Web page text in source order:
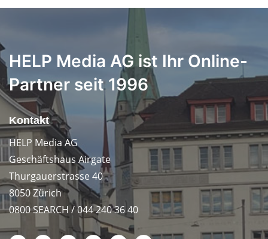
HELP Media AG ist Ihr Online-
Partner seit 1996
Kontakt
HELP Media AG
Geschäftshaus Airgate
Thurgauerstrasse 40
8050 Zürich
0800 SEARCH / 044 240 36 40